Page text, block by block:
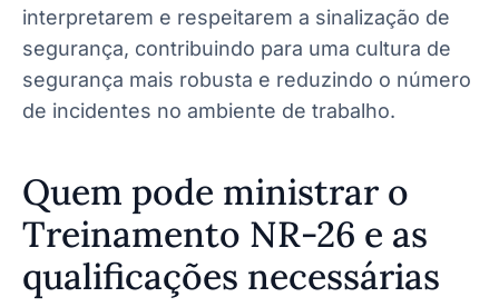
interpretarem e respeitarem a sinalização de
segurança, contribuindo para uma cultura de
segurança mais robusta e reduzindo o número
de incidentes no ambiente de trabalho.
Quem pode ministrar o
Treinamento NR-26 e as
qualificações necessárias